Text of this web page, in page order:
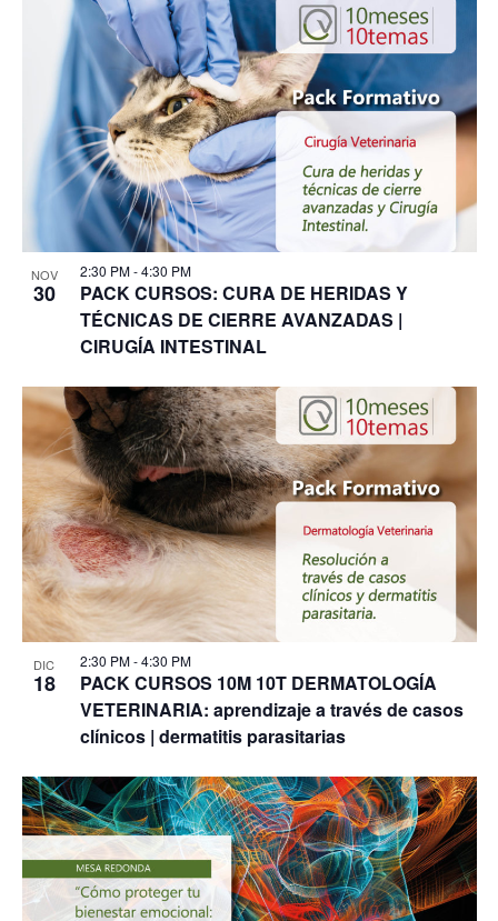
NOV
30
2:30 PM-4:30 PM
PACK CURSOS: CURA DE HERIDAS Y
TÉCNICAS DE CIERRE AVANZADAS |
CIRUGÍA INTESTINAL
DIC
18
2:30 PM-4:30 PM
PACK CURSOS 10M 10T DERMATOLOGÍA
VETERINARIA: aprendizaje a través de casos
clínicos | dermatitis parasitarias